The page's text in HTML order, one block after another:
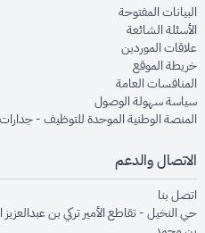
البيانات المفتوحةopens in new window
الأسئلة الشائعةopens in new window
علاقات الموردينopens in new window
خريطة الموقعopens in new window
المنافسات العامةopens in new window
سياسة سهولة الوصولin new window
المنصة الوطنية الموحدة للتوظيف - جدارات
الاتصال والدعم
اتصل بنا
حي النخيل - تقاطع الأمير تركي بن